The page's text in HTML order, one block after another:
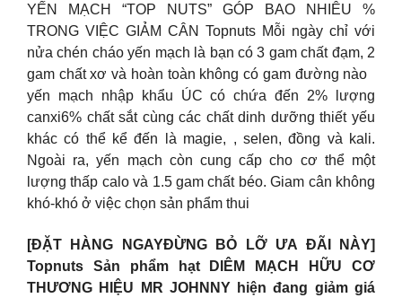
YẾN MẠCH “TOP NUTS” GÓP BAO NHIÊU %
TRONG VIỆC GIẢM CÂN Topnuts Mỗi ngày chỉ với
nửa chén cháo yến mạch là bạn có 3 gam chất đạm, 2
gam chất xơ và hoàn toàn không có gam đường nào
yến mạch nhập khẩu ÚC có chứa đến 2% lượng
canxi6% chất sắt cùng các chất dinh dưỡng thiết yếu
khác có thể kể đến là magie, , selen, đồng và kali.
Ngoài ra, yến mạch còn cung cấp cho cơ thể một
lượng thấp calo và 1.5 gam chất béo. Giam cân không
khó-khó ở việc chọn sản phẩm thui
[ĐẶT HÀNG NGAYĐỪNG BỎ LỠ ƯA ĐÃI NÀY]
Topnuts Sản phẩm hạt DIÊM MẠCH HỮU CƠ
THƯƠNG HIỆU MR JOHNNY hiện đang giảm giá